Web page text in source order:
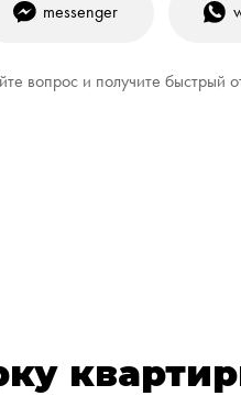
messenger
вопрос и получите быстрый